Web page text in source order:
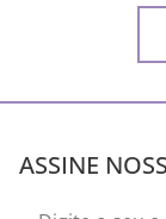
ASSINE